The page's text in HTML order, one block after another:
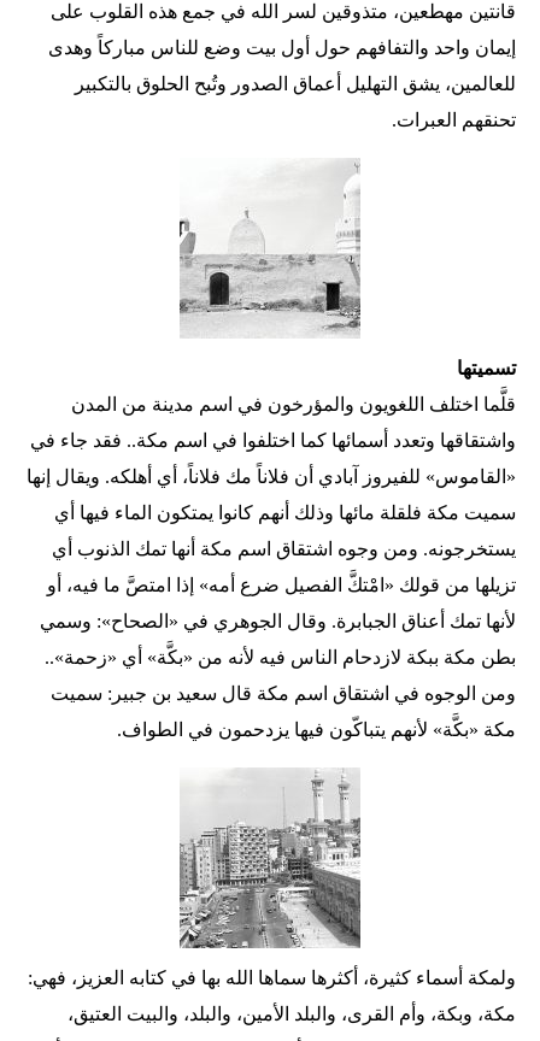
قانتين مهطعين، متذوقين لسر الله في جمع هذه القلوب على
إيمان واحد والتفافهم حول أول بيت وضع للناس مباركاً وهدى
للعالمين، يشق التهليل أعماق الصدور وتُبح الحلوق بالتكبير
تحنقهم العبرات.
تسميتها
قلَّما اختلف اللغويون والمؤرخون في اسم مدينة من المدن
واشتقاقها وتعدد أسمائها كما اختلفوا في اسم مكة.. فقد جاء في
«القاموس» للفيروز آبادي أن فلاناً مك فلاناً، أي أهلكه. ويقال إنها
سميت مكة فلقلة مائها وذلك أنهم كانوا يمتكون الماء فيها أي
يستخرجونه. ومن وجوه اشتقاق اسم مكة أنها تمك الذنوب أي
تزيلها من قولك «امْتكَّ الفصيل ضرع أمه» إذا امتصَّ ما فيه، أو
لأنها تمك أعناق الجبابرة. وقال الجوهري في «الصحاح»: وسمي
بطن مكة ببكة لازدحام الناس فيه لأنه من «بكَّة» أي «زحمة»..
ومن الوجوه في اشتقاق اسم مكة قال سعيد بن جبير: سميت
مكة «بكَّة» لأنهم يتباكّون فيها يزدحمون في الطواف.
ولمكة أسماء كثيرة، أكثرها سماها الله بها في كتابه العزيز، فهي:
مكة، وبكة، وأم القرى، والبلد الأمين، والبلد، والبيت العتيق،